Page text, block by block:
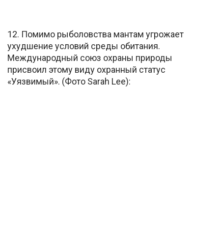
12. Помимо рыболовства мантам угрожает
ухудшение условий среды обитания.
Международный союз охраны природы
присвоил этому виду охранный статус
«Уязвимый». (Фото Sarah Lee):